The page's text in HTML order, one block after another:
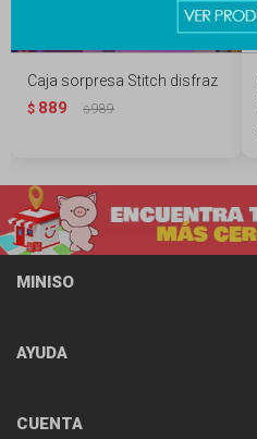
Caja sorpresa Stitch disfraz
$ 889 $989
MINISO
AYUDA
CUENTA